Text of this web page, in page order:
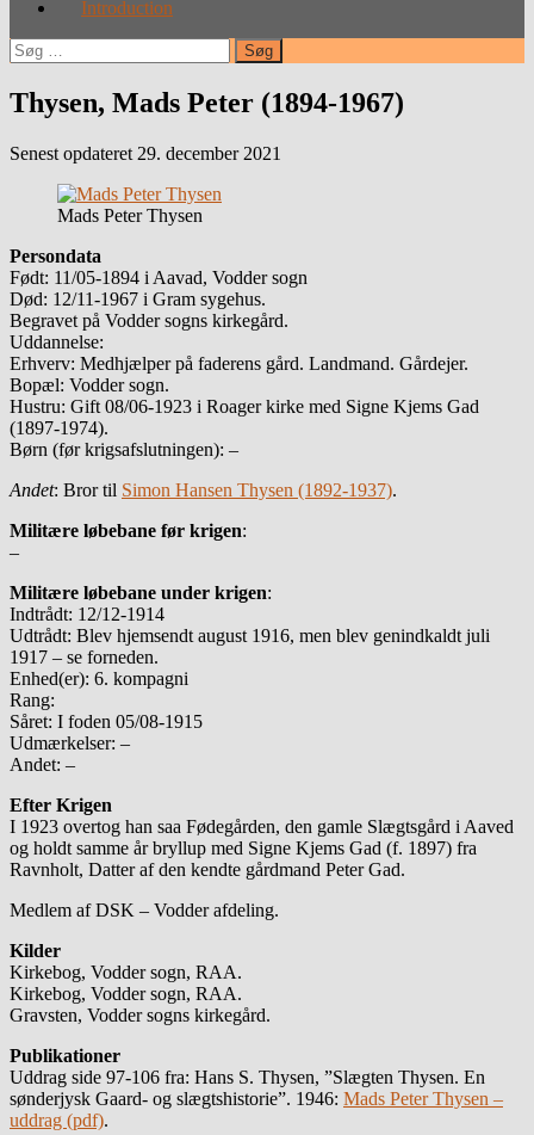
Introduction
Søg
efter:
Thysen, Mads Peter (1894-1967)
Senest opdateret 29. december 2021
Mads Peter Thysen
Persondata
Født: 11/05-1894 i Aavad, Vodder sogn
Død: 12/11-1967 i Gram sygehus.
Begravet på Vodder sogns kirkegård.
Uddannelse:
Erhverv: Medhjælper på faderens gård. Landmand. Gårdejer.
Bopæl: Vodder sogn.
Hustru: Gift 08/06-1923 i Roager kirke med Signe Kjems Gad
(1897-1974).
Børn (før krigsafslutningen): –
Andet: Bror til Simon Hansen Thysen (1892-1937).
Militære løbebane før krigen:
–
Militære løbebane under krigen:
Indtrådt: 12/12-1914
Udtrådt: Blev hjemsendt august 1916, men blev genindkaldt juli
1917 – se forneden.
Enhed(er): 6. kompagni
Rang:
Såret: I foden 05/08-1915
Udmærkelser: –
Andet: –
Efter Krigen
I 1923 overtog han saa Fødegården, den gamle Slægtsgård i Aaved
og holdt samme år bryllup med Signe Kjems Gad (f. 1897) fra
Ravnholt, Datter af den kendte gårdmand Peter Gad.
Medlem af DSK – Vodder afdeling.
Kilder
Kirkebog, Vodder sogn, RAA.
Kirkebog, Vodder sogn, RAA.
Gravsten, Vodder sogns kirkegård.
Publikationer
Uddrag side 97-106 fra: Hans S. Thysen, ”Slægten Thysen. En
sønderjysk Gaard- og slægtshistorie”. 1946: Mads Peter Thysen –
uddrag (pdf).